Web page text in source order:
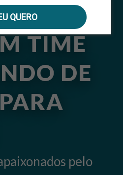
QUERO
TIME
DE
pelo